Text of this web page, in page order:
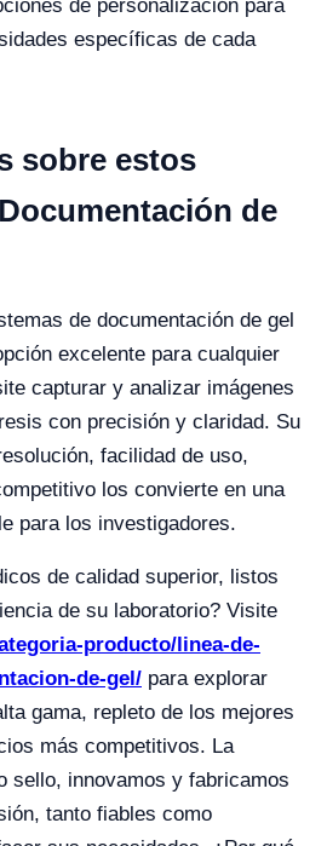
de personalización para
específicas de cada
sobre estos
de
de documentación de gel
excelente para cualquier
capturar y analizar imágenes
con precisión y claridad. Su
facilidad de uso,
los convierte en una
para los investigadores.
de calidad superior, listos
de su laboratorio? Visite
producto/linea-de-
de-gel/ para explorar
gama, repleto de los mejores
más competitivos. La
sello, innovamos y fabricamos
tanto fiables como